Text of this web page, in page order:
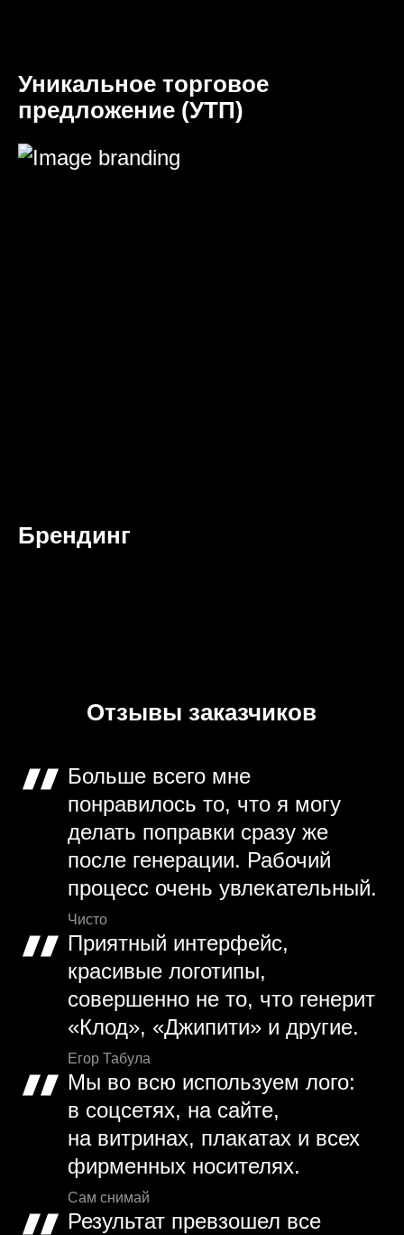
Уникальное торговое
предложение (УТП)
Брендинг
Отзывы заказчиков
Больше всего мне
понравилось то, что я могу
делать поправки сразу же
после генерации. Рабочий
процесс очень увлекательный.
Чисто
Приятный интерфейс,
красивые логотипы,
совершенно не то, что генерит
«Клод», «Джипити» и другие.
Егор Табула
Мы во всю используем лого:
в соцсетях, на сайте,
на витринах, плакатах и всех
фирменных носителях.
Сам снимай
Результат превзошел все